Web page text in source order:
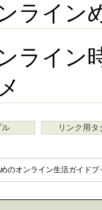
ライン
ライン
ル リンク用タ
のオンライン生活ガイドブ